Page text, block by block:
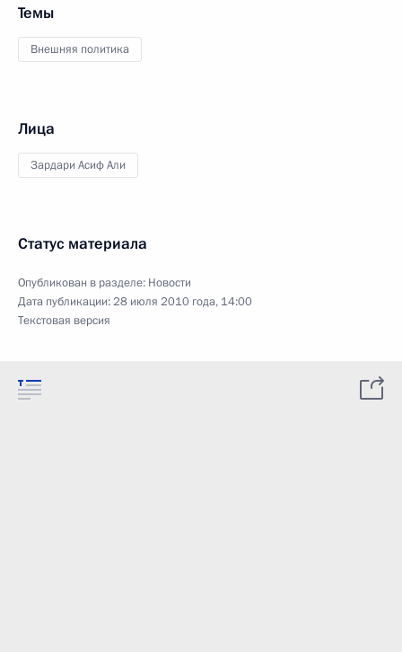
Темы
Внешняя политика
Лица
Зардари Асиф Али
Статус материала
Опубликован в разделе: Новости
Дата публикации:28 июля 2010 года, 14:00
Текстовая версия